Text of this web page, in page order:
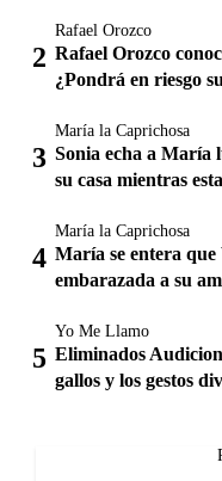
Rafael Orozco
Rafael Orozco
¿Pondrá en riesgo
María la Caprichosa
Sonia echa a María
su casa mientras
María la Caprichosa
María se entera
embarazada a su
Yo Me Llamo
Eliminados
gallos y los gestos